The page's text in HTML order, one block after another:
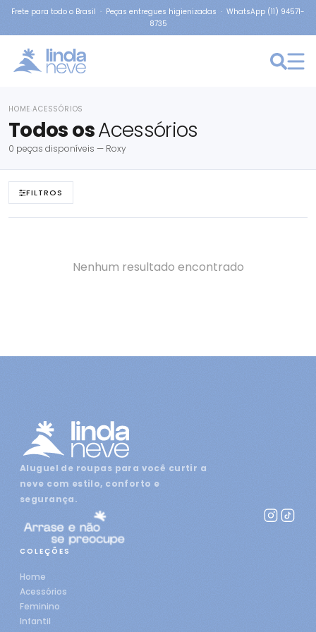
Frete para todo o Brasil · Peças entregues higienizadas · WhatsApp (11) 94571-
8735
HOME ›ACESSÓRIOS
Todos osAcessórios
0 peças disponíveis — Roxy
FILTROS
Nenhum resultado encontrado
Aluguel de roupas para você curtir a
neve com estilo, conforto e
segurança.
COLEÇÕES
Home
Acessórios
Feminino
Infantil